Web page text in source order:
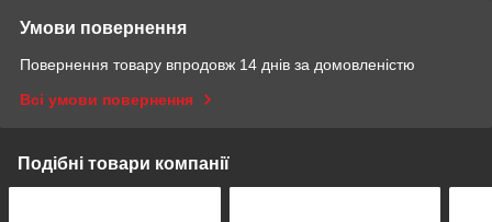
Умови повернення
Повернення товару впродовж 14 днів за домовленістю
Всі умови повернення
Подібні товари компанії